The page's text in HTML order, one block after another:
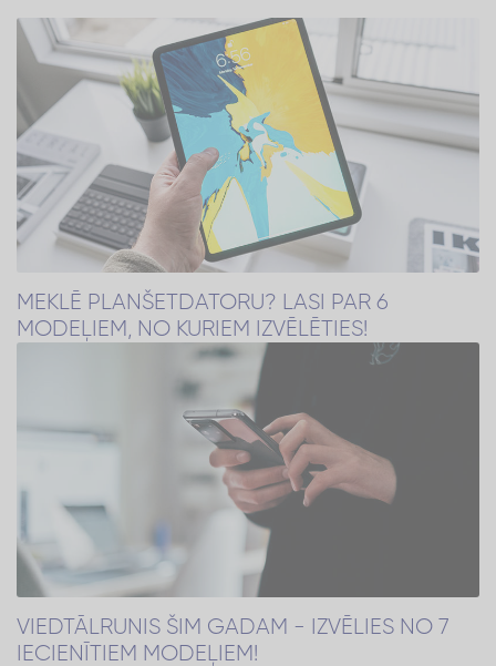
MEKLĒ PLANŠETDATORU? LASI PAR 6
MODEĻIEM, NO KURIEM IZVĒLĒTIES!
VIEDTĀLRUNIS ŠIM GADAM - IZVĒLIES NO 7
IECIENĪTIEM MODEĻIEM!